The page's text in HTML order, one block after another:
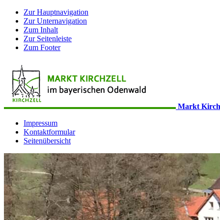
Zur Hauptnavigation
Zur Unternavigation
Zum Inhalt
Zur Seitenleiste
Zum Footer
Markt
Impressum
Kontaktformular
Seitenübersicht